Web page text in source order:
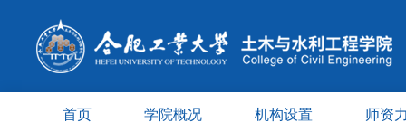
首页 学院概况 机构设置 师资